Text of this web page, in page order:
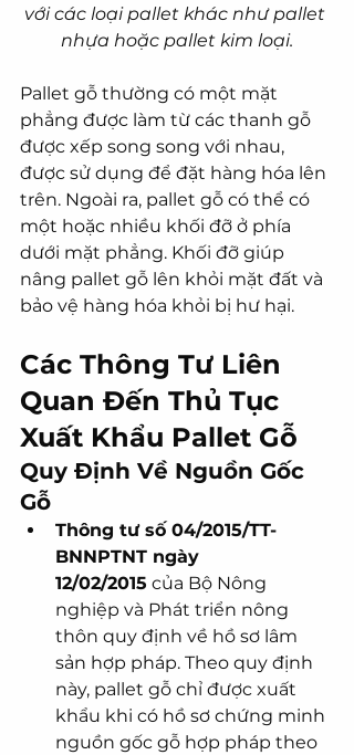
với các loại pallet khác như pallet
nhựa hoặc pallet kim loại.
Pallet gỗ thường có một mặt
phẳng được làm từ các thanh gỗ
được xếp song song với nhau,
được sử dụng để đặt hàng hóa lên
trên. Ngoài ra, pallet gỗ có thể có
một hoặc nhiều khối đỡ ở phía
dưới mặt phẳng. Khối đỡ giúp
nâng pallet gỗ lên khỏi mặt đất và
bảo vệ hàng hóa khỏi bị hư hại.
Các Thông Tư Liên
Quan Đến Thủ Tục
Xuất Khẩu Pallet Gỗ
Quy Định Về Nguồn Gốc
Gỗ
Thông tư số 04/2015/TT-
BNNPTNT ngày
12/02/2015 của Bộ Nông
nghiệp và Phát triển nông
thôn quy định về hồ sơ lâm
sản hợp pháp. Theo quy định
này, pallet gỗ chỉ được xuất
khẩu khi có hồ sơ chứng minh
nguồn gốc gỗ hợp pháp theo